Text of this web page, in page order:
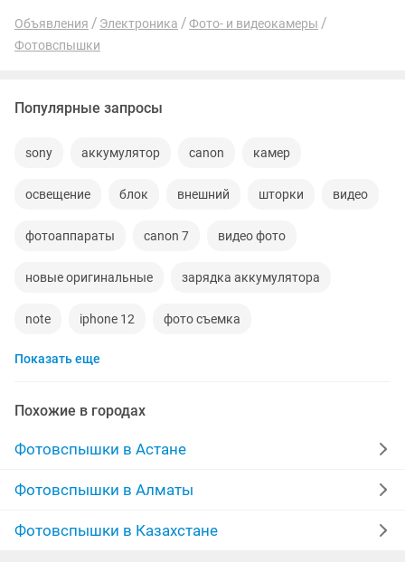
Объявления Электроника
Фото- и видеокамеры
Фотовспышки
Популярные запросы
sony аккумулятор canon камер
освещение блок внешний шторки видео
фотоаппараты canon 7 видео фото
новые оригинальные зарядка аккумулятора
note iphone 12 фото съемка
телефоны новые samsung
головки 8 iphone samsung galaxy
авторадио отдам 12 айфон
аккумуляторы iphone sony камера
Показать еще
Похожие в городах
Фотовспышки в Астане
Фотовспышки в Алматы
Фотовспышки в Казахстане